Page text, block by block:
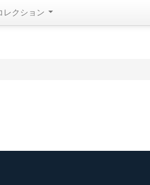
レクション